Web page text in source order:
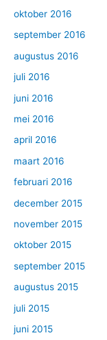
oktober 2016
september 2016
augustus 2016
juli 2016
juni 2016
mei 2016
april 2016
maart 2016
februari 2016
december 2015
november 2015
oktober 2015
september 2015
augustus 2015
juli 2015
juni 2015